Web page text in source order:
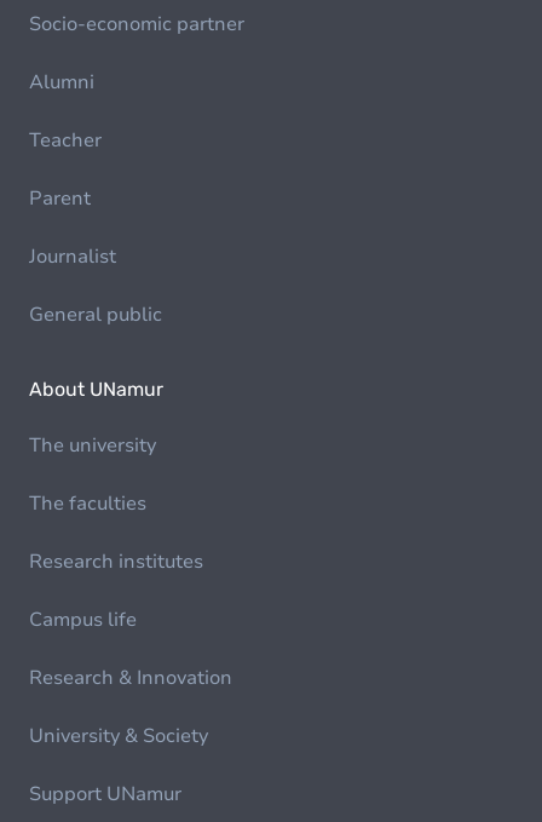
Socio-economic partner
Alumni
Teacher
Parent
Journalist
General public
About UNamur
The university
The faculties
Research institutes
Campus life
Research & Innovation
University & Society
Support UNamur